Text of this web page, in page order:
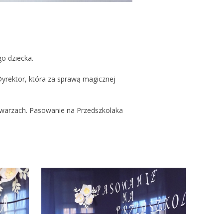
dziecka.
która za sprawą magicznej
Pasowanie na Przedszkolaka